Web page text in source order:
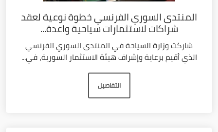
المنتدى السوري الفرنسي خطوة نوعية لعقد
شراكات لاستثمارات سياحية واعدة...
شاركت وزارة السياحة في المنتدى السوري الفرنسي
الذي أقيم برعاية وإشراف هيئة الاستثمار السورية، في...
التفاصيل